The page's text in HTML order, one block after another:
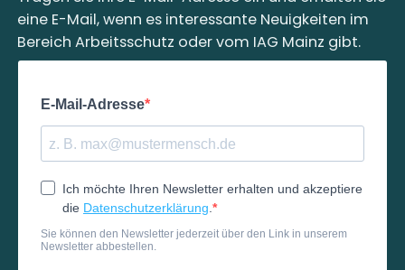
eine E-Mail, wenn es interessante Neuigkeiten im
Bereich Arbeitsschutz oder vom IAG Mainz gibt.